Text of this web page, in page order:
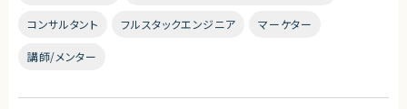
コンサルタント フルスタックエンジニア マーケター
講師/メンター